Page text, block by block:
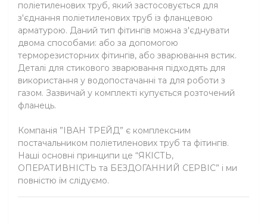
поліетиленових труб, який застосовується для
з'єднання поліетиленових труб із фланцевою
арматурою. Даний тип фітингів можна з'єднувати
двома способами: або за допомогою
терморезисторних фітингів, або зварювання встик.
Деталі для стикового зварювання підходять для
використання у водопостачанні та для роботи з
газом. Зазвичай у комплекті купується розточений
фланець.
Компанія ”ІВАН ТРЕЙД” є комплексним
постачальником поліетиленових труб та фітингів.
Наші основні принципи це “ЯКІСТЬ,
ОПЕРАТИВНІСТЬ та БЕЗДОГАННИЙ СЕРВІС” і ми
повністю їм слідуємо.